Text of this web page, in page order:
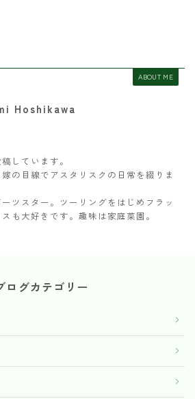
ABOUT ME
Hoshikawa
しています。
の目線でアスタリスクの日常を綴りま
ツスター。ツーリングをはじめフラッ
も大好きです。趣味は家庭菜園。
ログカテゴリー